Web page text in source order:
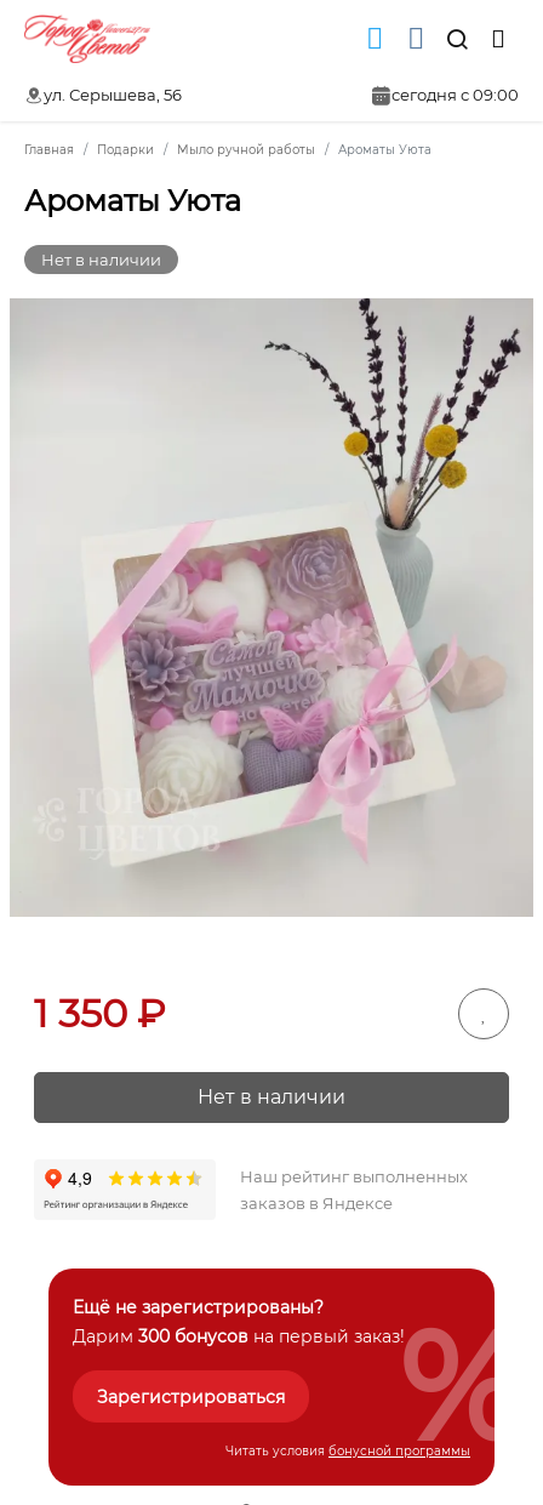
ул. Серышева, 56 сегодня с 09:00
Главная Подарки Мыло ручной работы Ароматы Уюта
Ароматы Уюта
Нет в наличии
1 350 ₽
Нет в наличии
Наш рейтинг выполненных
заказов в Яндексе
Ещё не зарегистрированы?
Дарим 300 бонусов на первый заказ!
Зарегистрироваться
Читать условия бонусной программы
%